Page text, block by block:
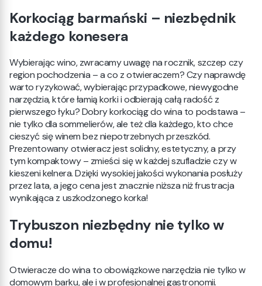
Korkociąg barmański – niezbędnik
każdego konesera
Wybierając wino, zwracamy uwagę na rocznik, szczep czy
region pochodzenia – a co z otwieraczem? Czy naprawdę
warto ryzykować, wybierając przypadkowe, niewygodne
narzędzia, które łamią korki i odbierają całą radość z
pierwszego łyku? Dobry korkociąg do wina to podstawa –
nie tylko dla sommelierów, ale też dla każdego, kto chce
cieszyć się winem bez niepotrzebnych przeszkód.
Prezentowany otwieracz jest solidny, estetyczny, a przy
tym kompaktowy – zmieści się w każdej szufladzie czy w
kieszeni kelnera. Dzięki wysokiej jakości wykonania posłuży
przez lata, a jego cena jest znacznie niższa niż frustracja
wynikająca z uszkodzonego korka!
Trybuszon niezbędny nie tylko w
domu!
Otwieracze do wina to obowiązkowe narzędzia nie tylko w
domowym barku, ale i w profesjonalnej gastronomii.